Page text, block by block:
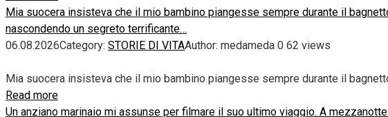
Mia suocera insisteva che il mio bambino piangesse sempre durante il
nascondendo un segreto terrificante…
06.08.2026Category: STORIE DI VITAAuthor: medameda 0 62 views
Mia suocera insisteva che il mio bambino piangesse sempre durante il
Read more
Un anziano marinaio mi assunse per filmare il suo ultimo viaggio. A